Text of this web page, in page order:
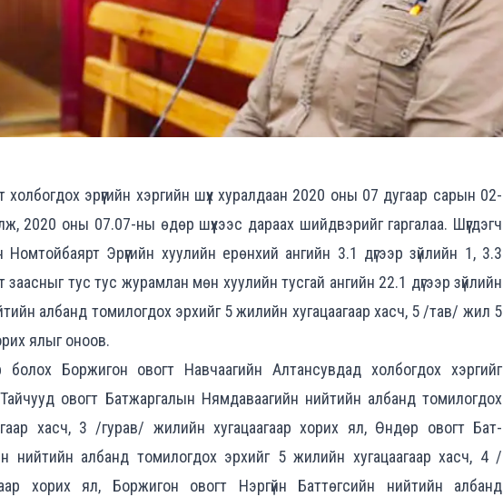
холбогдох эрүүгийн хэргийн шүүх хуралдаан 2020 оны 07 дугаар сарын 02-
2020 оны 07.07-ны өдөр шүүхээс дараах шийдвэрийг гаргалаа. Шүүгдэгч
Эрүүгийн хуулийн ерөнхий ангийн 3.1 дүгээр зүйлийн 1, 3.3
заасныг тус тус журамлан мөн хуулийн тусгай ангийн 22.1 дүгээр зүйлийн
албанд томилогдох эрхийг 5 жилийн хугацаагаар хасч, 5 /тав/ жил 5
ялыг оноов.
болох Боржигон овогт Навчаагийн Алтансувдад холбогдох хэргийг
Тайчууд овогт Батжаргалын Нямдаваагийн нийтийн албанд томилогдох
хасч, 3 /гурав/ жилийн хугацаагаар хорих ял, Өндөр овогт Бат-
нийтийн албанд томилогдох эрхийг 5 жилийн хугацаагаар хасч, 4 /
хорих ял, Боржигон овогт Нэргүйн Баттөгсийн нийтийн албанд